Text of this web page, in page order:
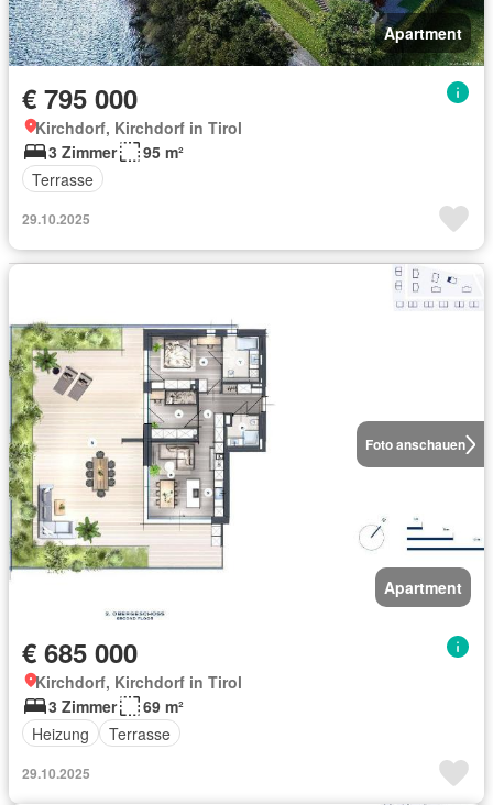
Apartment
€ 795 000
Kirchdorf, Kirchdorf in Tirol
3 Zimmer
95 m²
Terrasse
29.10.2025
Foto anschauen
Apartment
€ 685 000
Kirchdorf, Kirchdorf in Tirol
3 Zimmer
69 m²
Heizung
Terrasse
29.10.2025